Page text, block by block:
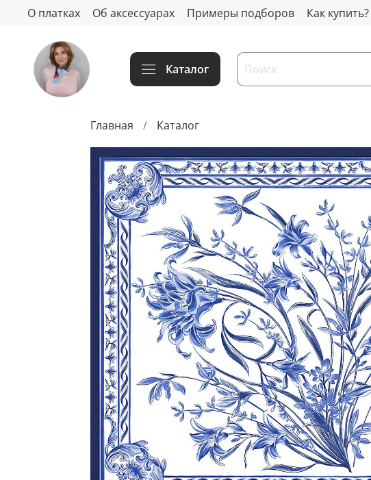
О платках Об аксессуарах Примеры подборов Как купить?
Каталог
Главная Каталог